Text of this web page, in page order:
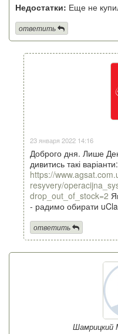
Недостатки: Еще не
ответить
23 января 2022 14:16
Доброго дня. Лише
дивитись такі варіанти:
https://
resyvery/
drop_out_of_stock=2
- радимо обирати
ответить
Шамрицкий